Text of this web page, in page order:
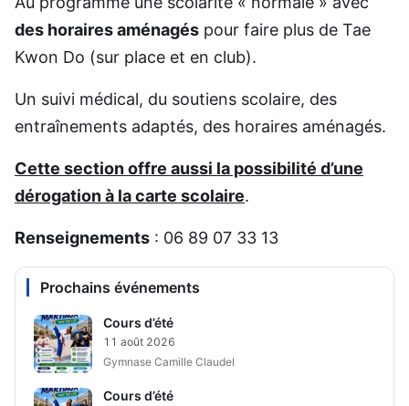
des horaires aménagés pour faire plus de Tae
Kwon Do (sur place et en club).
Un suivi médical, du soutiens scolaire, des
entraînements adaptés, des horaires aménagés.
Cette section offre aussi la possibilité d’une
dérogation à la carte scolaire.
Renseignements : 06 89 07 33 13
Prochains événements
Cours d’été
11 août 2026
Gymnase Camille Claudel
Cours d’été